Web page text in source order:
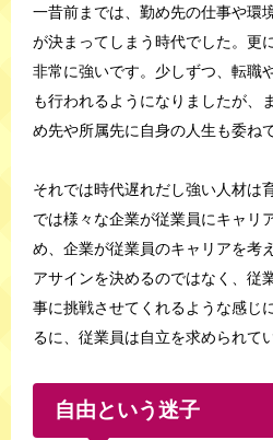
一昔前までは、勤め先の仕事や環
が決まってしまう時代でした。更
非常に強いです。少しずつ、転職
も行われるようになりましたが、
め先や所属先に自身の人生も委ね
それでは時代遅れだし強い人材は
では様々な企業が従業員にキャリ
め、企業が従業員のキャリアを考
アサインを決めるのではなく、従
事に挑戦させてくれるような感じ
るに、従業員は自立を求められて
自由という迷子